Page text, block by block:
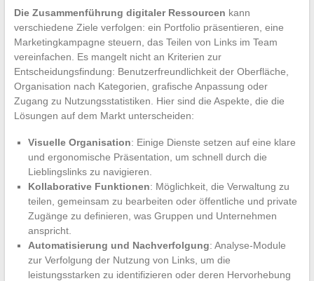
Die Zusammenführung digitaler Ressourcen kann
verschiedene Ziele verfolgen: ein Portfolio präsentieren, eine
Marketingkampagne steuern, das Teilen von Links im Team
vereinfachen. Es mangelt nicht an Kriterien zur
Entscheidungsfindung: Benutzerfreundlichkeit der Oberfläche,
Organisation nach Kategorien, grafische Anpassung oder
Zugang zu Nutzungsstatistiken. Hier sind die Aspekte, die die
Lösungen auf dem Markt unterscheiden:
Visuelle Organisation: Einige Dienste setzen auf eine klare
und ergonomische Präsentation, um schnell durch die
Lieblingslinks zu navigieren.
Kollaborative Funktionen: Möglichkeit, die Verwaltung zu
teilen, gemeinsam zu bearbeiten oder öffentliche und private
Zugänge zu definieren, was Gruppen und Unternehmen
anspricht.
Automatisierung und Nachverfolgung: Analyse-Module
zur Verfolgung der Nutzung von Links, um die
leistungsstarken zu identifizieren oder deren Hervorhebung